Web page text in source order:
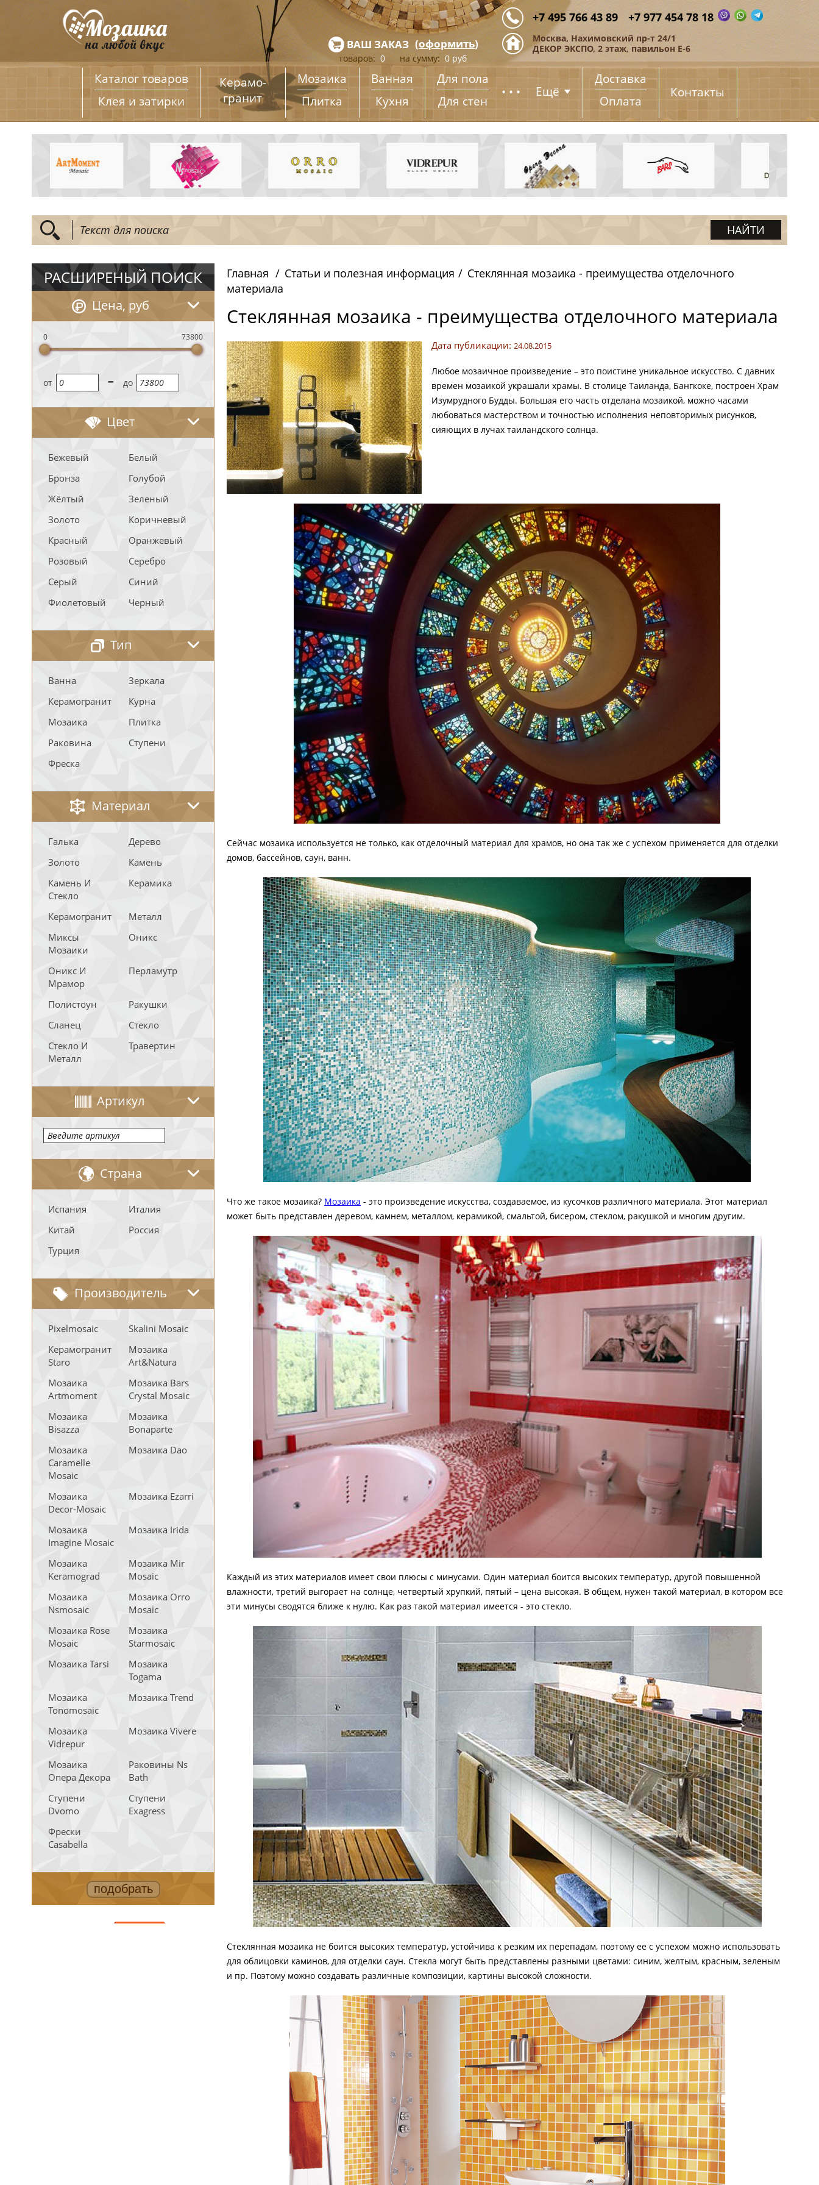
+7 495 766 43 89 +7 977 454 78 18
Москва, Нахимовский пр-т 24/1
ДЕКОР ЭКСПО, 2 этаж, павильон Е-6
ВАШ ЗАКАЗ (оформить)
товаров: 0 на сумму: 0 руб
Каталог товаров
Клея и затирки
Керамо­
гранит
Мозаика
Плитка
Ванная
Кухня
Для пола
Для стен
... Ещё
Доставка
Оплата
Контакты
РАСШИРЕНЫЙ ПОИСК
Цена, руб
0 73800
oт - до
Цвет
Бежевый
Белый
Бронза
Голубой
Жёлтый
Зеленый
Золото
Коричневый
Красный
Оранжевый
Розовый
Серебро
Серый
Синий
Фиолетовый
Черный
Тип
Ванна
Зеркала
Керамогранит
Курна
Мозаика
Плитка
Раковина
Ступени
Фреска
Материал
Галька
Дерево
Золото
Камень
Камень И
Стекло
Керамика
Керамогранит
Металл
Миксы
Мозаики
Оникс
Оникс И
Мрамор
Перламутр
Полистоун
Ракушки
Сланец
Стекло
Стекло И
Металл
Травертин
Артикул
Страна
Испания
Италия
Китай
Россия
Турция
Производитель
Pixelmosaic
Skalini Mosaic
Керамогранит
Staro
Мозаика
Art&Natura
Мозаика
Artmoment
Мозаика Bars
Crystal Mosaic
Мозаика
Bisazza
Мозаика
Bonaparte
Мозаика
Caramelle
Mosaic
Мозаика Dao
Мозаика
Decor-Mosaic
Мозаика Ezarri
Мозаика
Imagine Mosaic
Мозаика Irida
Мозаика
Keramograd
Мозаика Mir
Mosaic
Мозаика
Nsmosaic
Мозаика Orro
Mosaic
Мозаика Rose
Mosaic
Мозаика
Starmosaic
Мозаика Tarsi
Мозаика
Togama
Мозаика
Tonomosaic
Мозаика Trend
Мозаика
Vidrepur
Мозаика Vivere
Мозаика
Опера Декора
Раковины Ns
Bath
Ступени
Dvomo
Ступени
Exagress
Фрески
Casabella
Главная Статьи и полезная информация
Стеклянная мозаика - преимущества отделочного
материала
Стеклянная мозаика - преимущества отделочного материала
Дата публикации: 24.08.2015
Любое мозаичное произведение – это поистине уникальное искусство. С давних
времен мозаикой украшали храмы. В столице Таиланда, Бангкоке, построен Храм
Изумрудного Будды. Большая его часть отделана мозаикой, можно часами
любоваться мастерством и точностью исполнения неповторимых рисунков,
сияющих в лучах таиландского солнца.
Сейчас мозаика используется не только, как отделочный материал для храмов, но она так же с успехом применяется для отделки
домов, бассейнов, саун, ванн.
Что же такое мозаика? Мозаика - это произведение искусства, создаваемое, из кусочков различного материала. Этот материал
может быть представлен деревом, камнем, металлом, керамикой, смальтой, бисером, стеклом, ракушкой и многим другим.
Каждый из этих материалов имеет свои плюсы с минусами. Один материал боится высоких температур, другой повышенной
влажности, третий выгорает на солнце, четвертый хрупкий, пятый – цена высокая. В общем, нужен такой материал, в котором все
эти минусы сводятся ближе к нулю. Как раз такой материал имеется - это стекло.
Стеклянная мозаика не боится высоких температур, устойчива к резким их перепадам, поэтому ее с успехом можно использовать
для облицовки каминов, для отделки саун. Стекла могут быть представлены разными цветами: синим, желтым, красным, зеленым
и пр. Поэтому можно создавать различные композиции, картины высокой сложности.